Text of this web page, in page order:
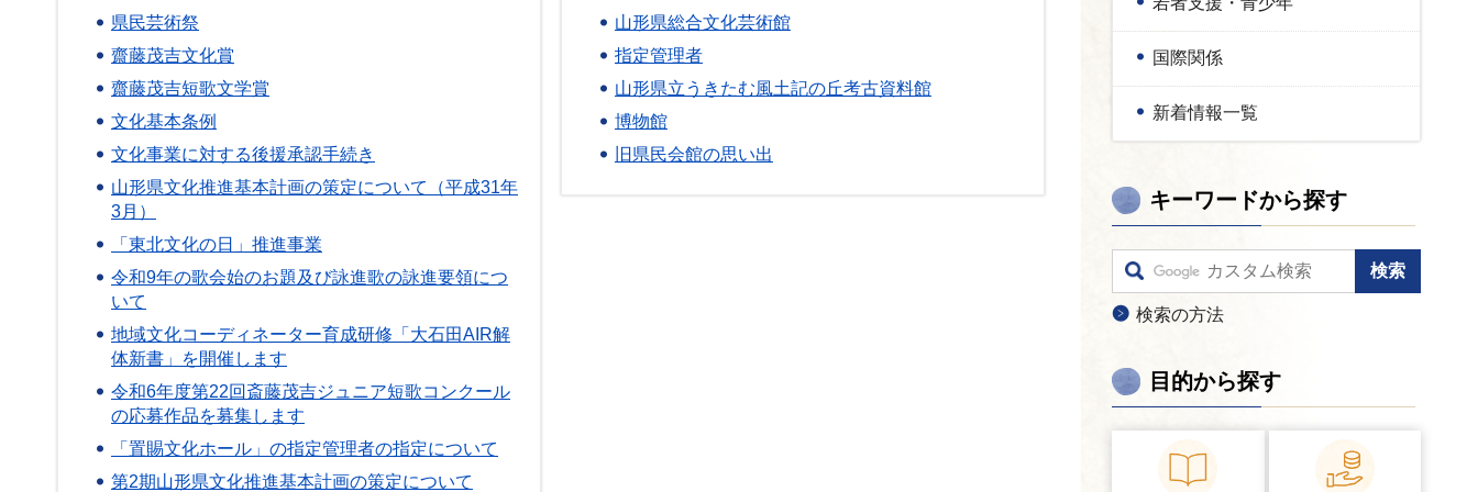
県民芸術祭
齋藤茂吉文化賞
齋藤茂吉短歌文学賞
文化基本条例
文化事業に対する後援承認手続き
山形県文化推進基本計画の策定について（平成31年
3月）
「東北文化の日」推進事業
令和9年の歌会始のお題及び詠進歌の詠進要領につ
いて
地域文化コーディネーター育成研修「大石田AIR解
体新書」を開催します
令和6年度第22回斎藤茂吉ジュニア短歌コンクール
の応募作品を募集します
「置賜文化ホール」の指定管理者の指定について
第2期山形県文化推進基本計画の策定について
山形県総合文化芸術館
指定管理者
山形県立うきたむ風土記の丘考古資料館
博物館
旧県民会館の思い出
国際関係
新着情報一覧
キーワードから探す
検索の方法
目的から探す